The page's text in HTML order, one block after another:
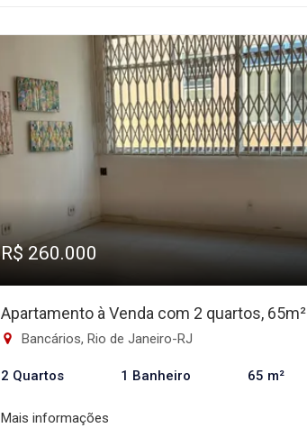
R$ 260.000
Apartamento à Venda com 2 quartos, 65m²
Bancários, Rio de Janeiro-RJ
2 Quartos 1 Banheiro 65 m²
Mais informações